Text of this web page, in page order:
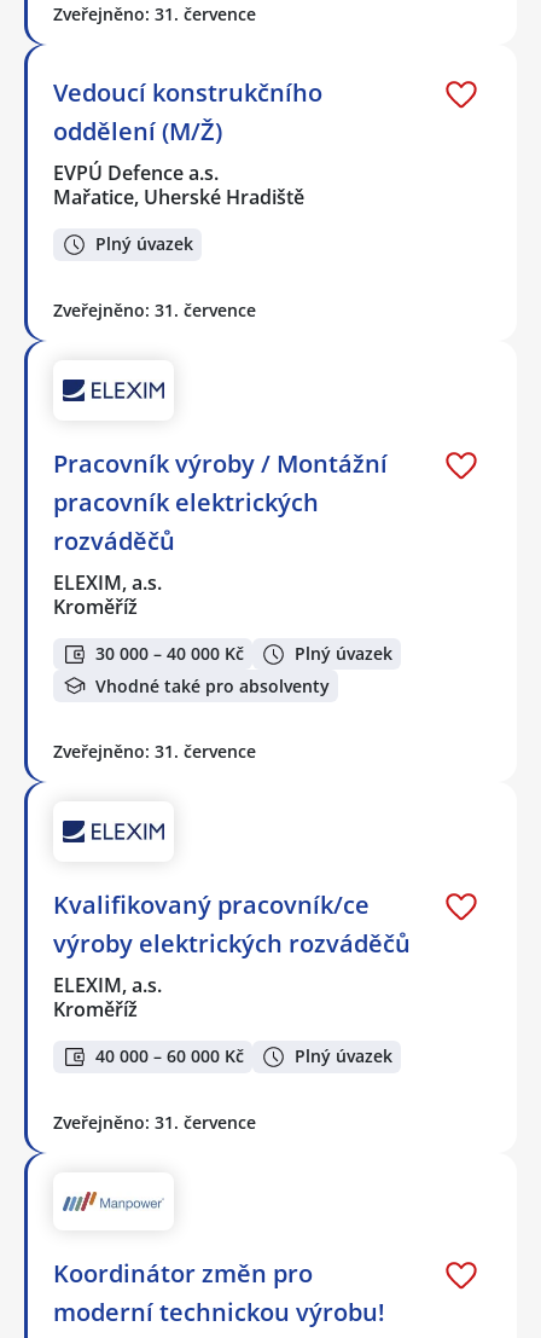
Zveřejněno: 31. července
Vedoucí konstrukčního
oddělení (M/Ž)
EVPÚ Defence a.s.
Mařatice, Uherské Hradiště
Plný úvazek
Zveřejněno: 31. července
Pracovník výroby / Montážní
pracovník elektrických
rozváděčů
ELEXIM, a.s.
Kroměříž
30 000 – 40 000 Kč
Plný úvazek
Vhodné také pro absolventy
Zveřejněno: 31. července
Kvalifikovaný pracovník/ce
výroby elektrických rozváděčů
ELEXIM, a.s.
Kroměříž
40 000 – 60 000 Kč Plný úvazek
Zveřejněno: 31. července
Koordinátor změn pro
moderní technickou výrobu!